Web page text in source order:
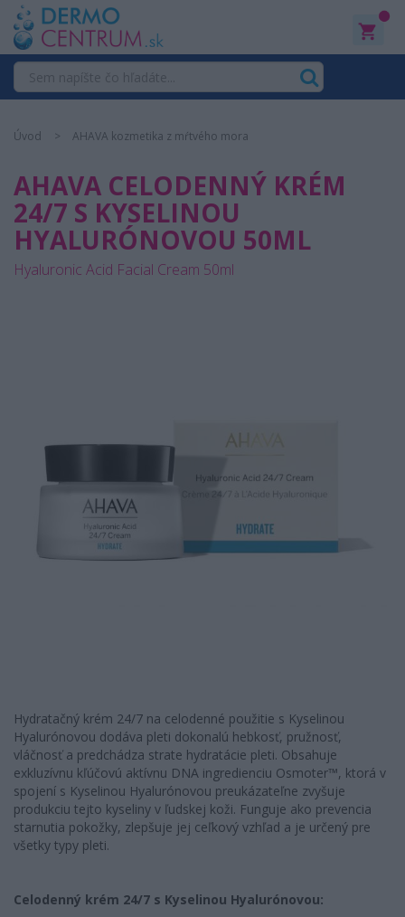
Úvod AHAVA kozmetika z mŕtvého mora
AHAVA CELODENNÝ KRÉM
24/7 S KYSELINOU
HYALURÓNOVOU 50ML
Hyaluronic Acid Facial Cream 50ml
Hydratačný krém 24/7 na celodenné použitie s Kyselinou
Hyalurónovou dodáva pleti dokonalú hebkosť, pružnosť,
vláčnosť a predchádza strate hydratácie pleti. Obsahuje
exkluzívnu kľúčovú aktívnu DNA ingredienciu Osmoter™, ktorá v
spojení s Kyselinou Hyalurónovou preukázateľne zvyšuje
produkciu tejto kyseliny v ľudskej koži. Funguje ako prevencia
starnutia pokožky, zlepšuje jej ceľkový vzhľad a je určený pre
všetky typy pleti.
Celodenný krém 24/7 s Kyselinou Hyalurónovou: